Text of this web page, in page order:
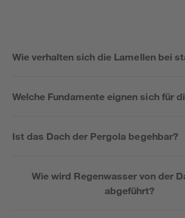
Wie verhalten sich die Lamellen bei
Welche Fundamente eignen sich für
Ist das Dach der Pergola begehbar?
Wie wird Regenwasser von der
abgeführt?